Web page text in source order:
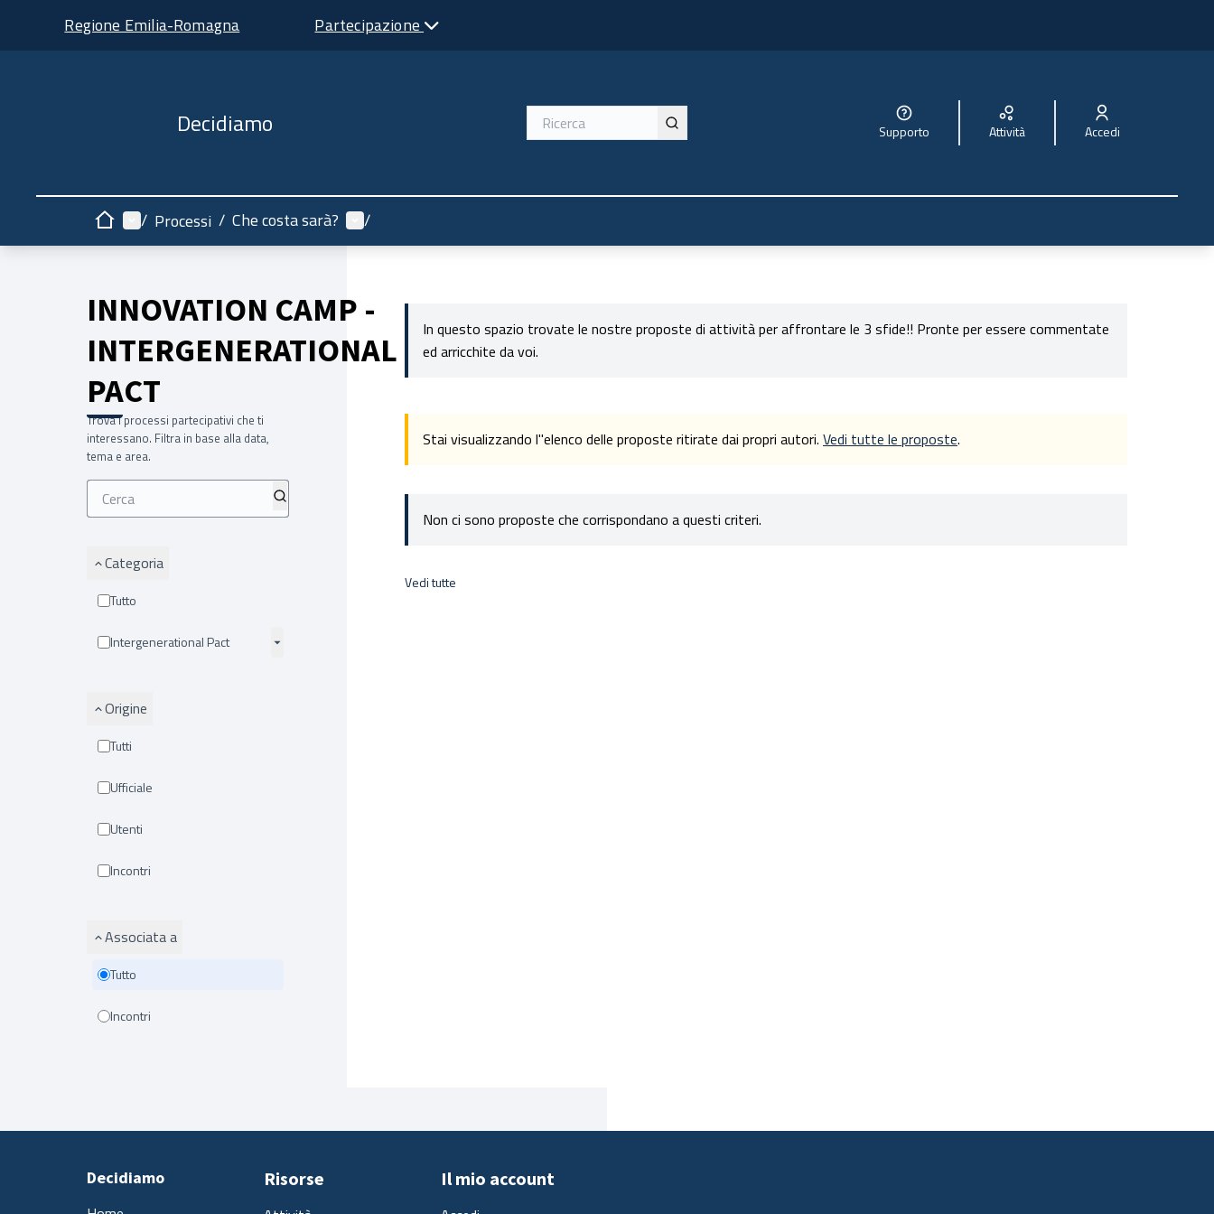
Regione Emilia-Romagna Partecipazione
Decidiamo Supporto Attività Accedi
HomeMenù principale
/ Processi / Che costa sarà? Menù utente
/
INNOVATION CAMP -
INTERGENERATIONAL
PACT
Trova i processi partecipativi che ti
interessano. Filtra in base alla data,
tema e area.
Categoria
Tutto
Intergenerational Pact
Origine
Tutti
Ufficiale
Utenti
Incontri
Associata a
Tutto
Incontri
In questo spazio trovate le nostre proposte di attività per affrontare le 3 sfide!! Pronte per essere commentate
ed arricchite da voi.
Stai visualizzando l''elenco delle proposte ritirate dai propri autori. Vedi tutte le proposte.
Non ci sono proposte che corrispondano a questi criteri.
Vedi tutte
Decidiamo Risorse Il mio account